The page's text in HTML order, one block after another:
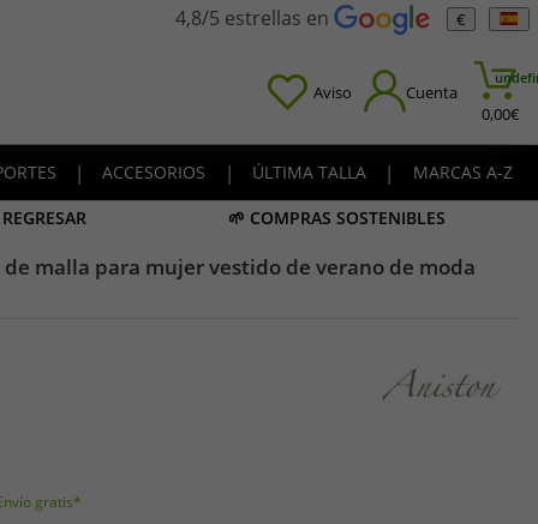
4,8/5 estrellas en €
Aviso Cuenta
0,00€
| ACCESORIOS | ÚLTIMA TALLA |
MARCAS A-Z
🌱 COMPRAS SOSTENIBLES
de malla para mujer vestido de verano de moda
gratis*